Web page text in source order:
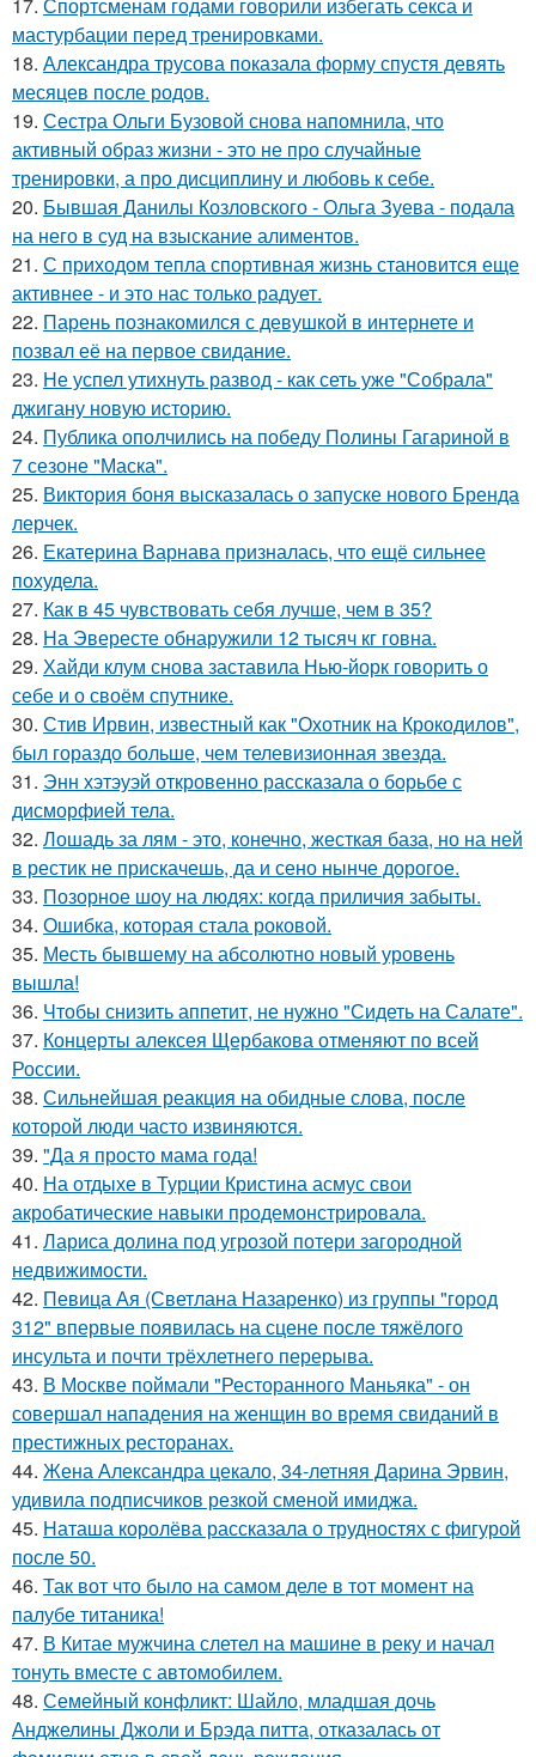
17. Спортсменам годами говорили избегать секса и
мастурбации перед тренировками.
18. Александра трусова показала форму спустя девять
месяцев после родов.
19. Сестра Ольги Бузовой снова напомнила, что
активный образ жизни - это не про случайные
тренировки, а про дисциплину и любовь к себе.
20. Бывшая Данилы Козловского - Ольга Зуева - подала
на него в суд на взыскание алиментов.
21. С приходом тепла спортивная жизнь становится еще
активнее - и это нас только радует.
22. Парень познакомился с девушкой в интернете и
позвал её на первое свидание.
23. Не успел утихнуть развод - как сеть уже "Собрала"
джигану новую историю.
24. Публика ополчились на победу Полины Гагариной в
7 сезоне "Маска".
25. Виктория боня высказалась о запуске нового Бренда
лерчек.
26. Екатерина Варнава призналась, что ещё сильнее
похудела.
27. Как в 45 чувствовать себя лучше, чем в 35?
28. На Эвересте обнаружили 12 тысяч кг говна.
29. Хайди клум снова заставила Нью-йорк говорить о
себе и о своём спутнике.
30. Стив Ирвин, известный как "Охотник на Крокодилов",
был гораздо больше, чем телевизионная звезда.
31. Энн хэтэуэй откровенно рассказала о борьбе с
дисморфией тела.
32. Лошадь за лям - это, конечно, жесткая база, но на ней
в рестик не прискачешь, да и сено нынче дорогое.
33. Позорное шоу на людях: когда приличия забыты.
34. Ошибка, которая стала роковой.
35. Месть бывшему на абсолютно новый уровень
вышла!
36. Чтобы снизить аппетит, не нужно "Сидеть на Салате".
37. Концерты алексея Щербакова отменяют по всей
России.
38. Сильнейшая реакция на обидные слова, после
которой люди часто извиняются.
39. "Да я просто мама года!
40. На отдыхе в Турции Кристина асмус свои
акробатические навыки продемонстрировала.
41. Лариса долина под угрозой потери загородной
недвижимости.
42. Певица Ая (Светлана Назаренко) из группы "город
312" впервые появилась на сцене после тяжёлого
инсульта и почти трёхлетнего перерыва.
43. В Москве поймали "Ресторанного Маньяка" - он
совершал нападения на женщин во время свиданий в
престижных ресторанах.
44. Жена Александра цекало, 34-летняя Дарина Эрвин,
удивила подписчиков резкой сменой имиджа.
45. Наташа королёва рассказала о трудностях с фигурой
после 50.
46. Так вот что было на самом деле в тот момент на
палубе титаника!
47. В Китае мужчина слетел на машине в реку и начал
тонуть вместе с автомобилем.
48. Семейный конфликт: Шайло, младшая дочь
Анджелины Джоли и Брэда питта, отказалась от